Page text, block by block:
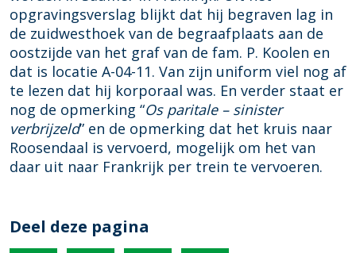
opgravingsverslag blijkt dat hij begraven lag in
de zuidwesthoek van de begraafplaats aan de
oostzijde van het graf van de fam. P. Koolen en
dat is locatie A-04-11. Van zijn uniform viel nog af
te lezen dat hij korporaal was. En verder staat er
nog de opmerking “Os paritale – sinister
verbrijzeld” en de opmerking dat het kruis naar
Roosendaal is vervoerd, mogelijk om het van
daar uit naar Frankrijk per trein te vervoeren.
Deel deze pagina